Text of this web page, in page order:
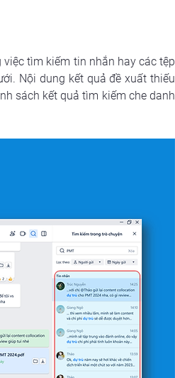
tìm kiếm tin nhắn hay các tệp
Nội dung kết quả đề xuất thiếu
sách kết quả tìm kiếm che danh